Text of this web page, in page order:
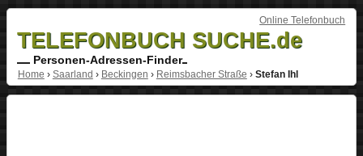
Online Telefonbuch
TELEFONBUCH SUCHE.de
Personen-Adressen-Finder
Home › Saarland › Beckingen › Reimsbacher Straße › Stefan Ihl